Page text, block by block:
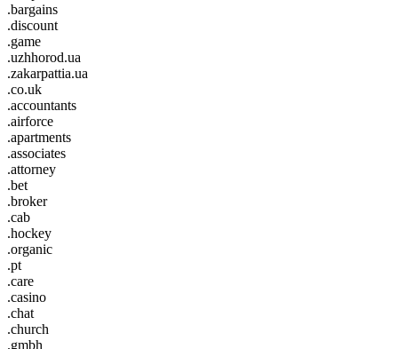
.bargains
.discount
.game
.uzhhorod.ua
.zakarpattia.ua
.co.uk
.accountants
.airforce
.apartments
.associates
.attorney
.bet
.broker
.cab
.hockey
.organic
.pt
.care
.casino
.chat
.church
.gmbh